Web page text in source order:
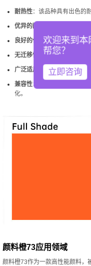
耐热性：该品种具有出色的
优异的耐光性与耐候性
良好的化学稳定性：对酸碱
无迁移性 ：不易在材料中迁
广泛适用性 ：可用于各种涂
兼容性：与
（
化。
颜料橙73应用领域
颜料橙73作为一款高性能颜料，
欢迎来到本
帮您？
立即咨询